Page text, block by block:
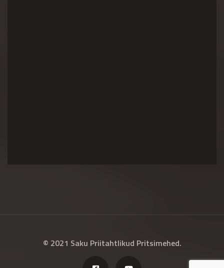
© 2021 Saku Priitahtlikud Pritsimehed.